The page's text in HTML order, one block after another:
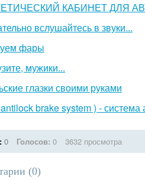
КАБИНЕТ ДЛЯ
вслушайтесь в звуки...
фары
мужики...
глазки своими руками
brake system ) - система
0 Голосов: 0 3632 просмотра
(0)